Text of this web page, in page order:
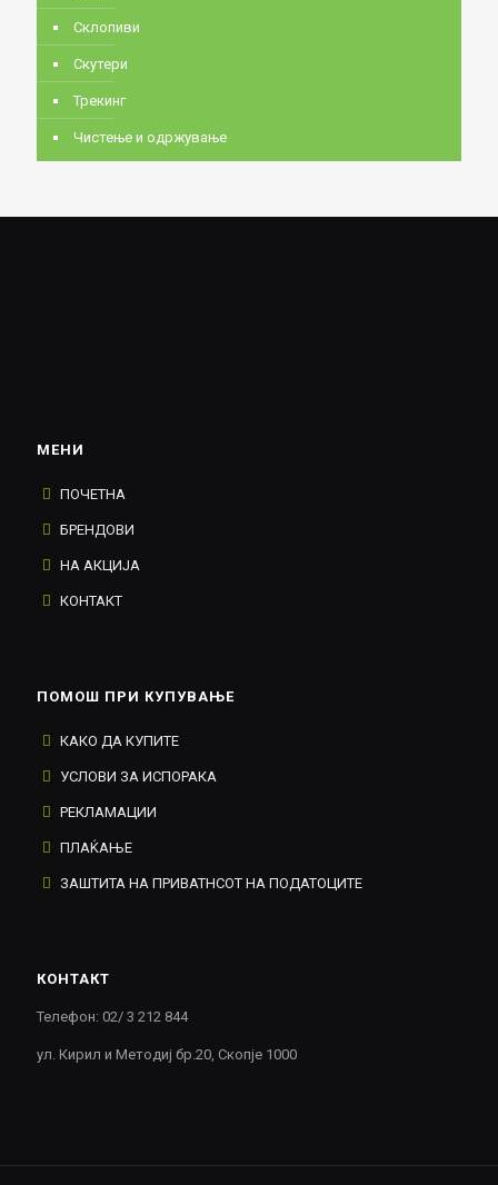
Склопиви
Скутери
Трекинг
Чистење и одржување
МЕНИ
ПОЧЕТНА
БРЕНДОВИ
НА АКЦИЈА
КОНТАКТ
ПОМОШ ПРИ КУПУВАЊЕ
КАКО ДА КУПИТЕ
УСЛОВИ ЗА ИСПОРАКА
РЕКЛАМАЦИИ
ПЛАЌАЊЕ
ЗАШТИТА НА ПРИВАТНСОТ НА ПОДАТОЦИТЕ
КОНТАКТ
Телефон: 02/ 3 212 844
ул. Кирил и Методиј бр.20, Скопје 1000